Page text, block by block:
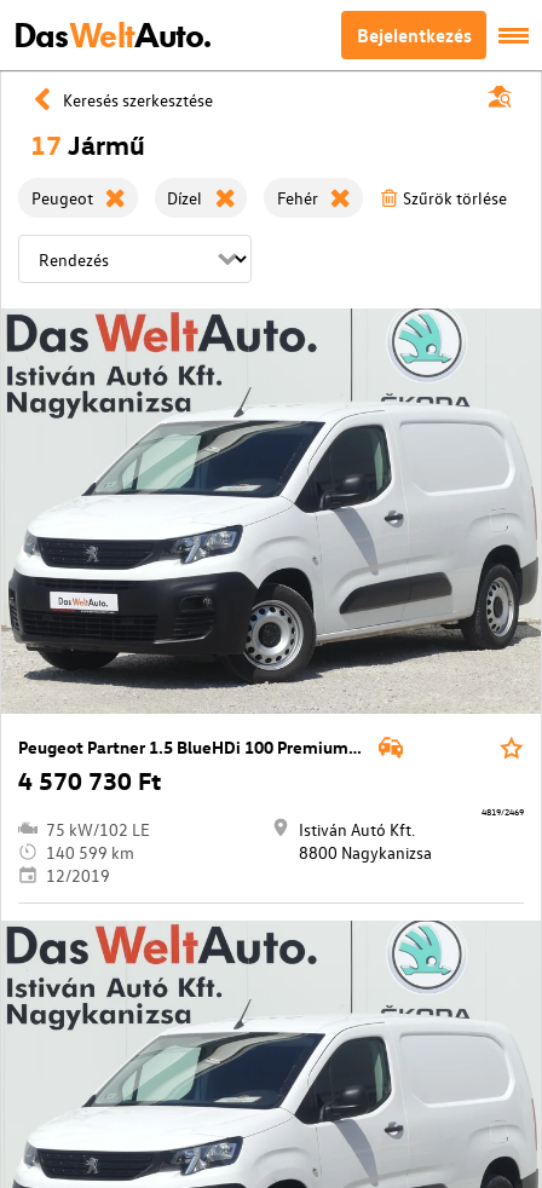
DasWeltAuto. Bejelentkezés
Keresés szerkesztése
17 Jármű
Peugeot Dízel Fehér Szűrök törlése
Peugeot Partner 1.5 BlueHDi 100 Premium L2 1000
4 570 730 Ft
75 kW/102 LE
140 599 km
12/2019
Istiván Autó Kft.
8800 Nagykanizsa
4819/2469